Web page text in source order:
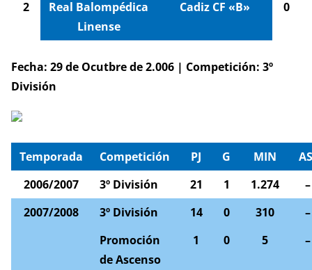
2
Real Balompédica
Linense
Cadiz CF «B» 0
Fecha: 29 de Ocutbre de 2.006 | Competición: 3º
División
Temporada Competición PJ G MIN
2006/2007
3º División 21 1 1.274
–
2007/2008
3º División 14 0 310
–
Promoción
de Ascenso
1 0 5 –